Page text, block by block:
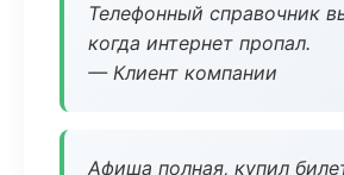
Телефонный справочник
когда интернет пропал.
— Клиент компании
Афиша полная, купил